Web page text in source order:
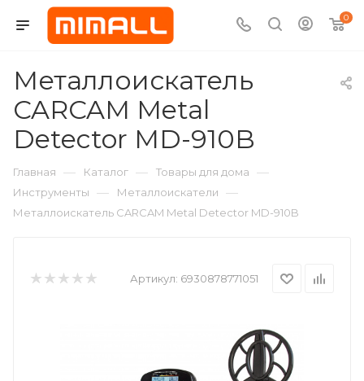
0
Металлоискатель
CARCAM Metal
Detector MD-910B
Главная — Каталог — Товары для дома —
Инструменты — Металлоискатели —
Металлоискатель CARCAM Metal Detector MD-910B
Артикул: 6930878771051